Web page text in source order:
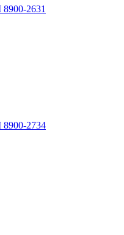
2631
8900-2734